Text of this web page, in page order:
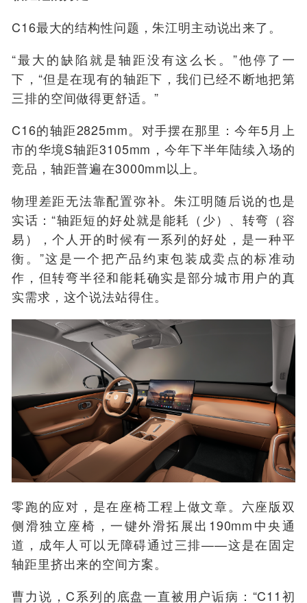
C16最大的结构性问题，朱江明主动说出来了。
“最大的缺陷就是轴距没有这么长。”他停了一
下，“但是在现有的轴距下，我们已经不断地把第
三排的空间做得更舒适。”
C16的轴距2825mm。对手摆在那里：今年5月上
市的华境S轴距3105mm，今年下半年陆续入场的
竞品，轴距普遍在3000mm以上。
物理差距无法靠配置弥补。朱江明随后说的也是
实话：“轴距短的好处就是能耗 （ 少） 、转弯 （容
易）
，个人开的时候有一系列的好处，是一种平
衡。”这是一个把产品约束包装成卖点的标准动
作，但转弯半径和能耗确实是部分城市用户的真
实需求，这个说法站得住。
零跑的应对，是在座椅工程上做文章。六座版双
侧滑独立座椅，一键外滑拓展出190mm中央通
道，成年人可以无障碍通过三排——这是在固定
轴距里挤出来的空间方案。
曹力说，C系列的底盘一直被用户诟病：“C11初